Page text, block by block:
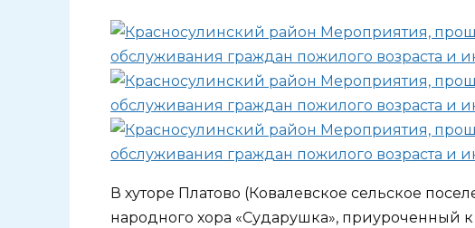
В хуторе Платово (Ковалевское сельское
народного хора «Сударушка»,